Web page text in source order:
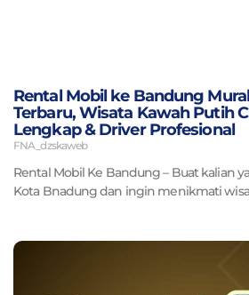
Rental Mobil ke Bandung
Terbaru, Wisata Kawah Putih
Lengkap & Driver Profesional
FNA_dzskaweb
Rental Mobil Ke Bandung – Buat kalian
Kota Bnadung dan ingin menikmati